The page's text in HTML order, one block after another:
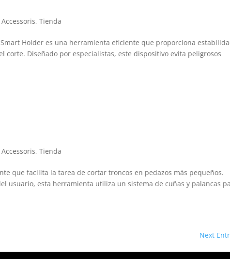
,Tienda
Holder es una herramienta eficiente que proporciona
corte. Diseñado por especialistas, este dispositivo evita peligrosos
,Tienda
que facilita la tarea de cortar troncos en pedazos más pequeños.
usuario, esta herramienta utiliza un sistema de cuñas y palancas
Next